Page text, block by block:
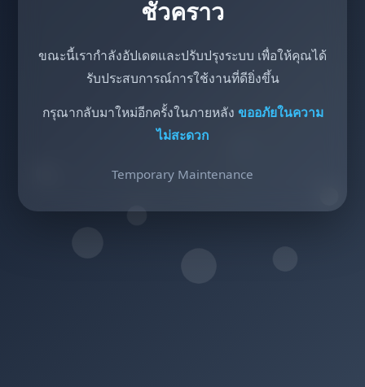
ชั่วคราว
ขณะนี้เรากำลังอัปเดตและปรับปรุงระบบ เพื่อให้คุณได้
รับประสบการณ์การใช้งานที่ดียิ่งขึ้น
กรุณากลับมาใหม่อีกครั้งในภายหลัง ขออภัยในความ
ไม่สะดวก
Temporary Maintenance